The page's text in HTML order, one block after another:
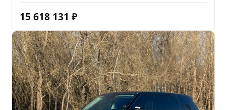
15 618 131 ₽